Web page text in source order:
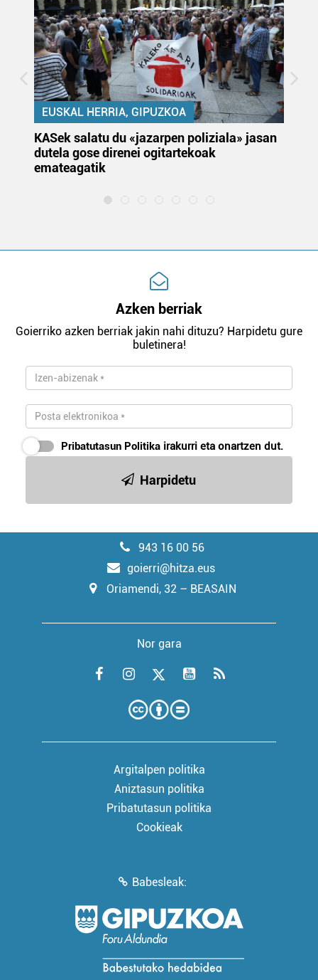
EUSKAL HERRIA, GIPUZKOA
KASek salatu du «jazarpen poliziala» jasan
dutela gose direnei ogitartekoak
emateagatik
Azken berriak
Goierriko azken berriak jakin nahi dituzu? Harpidetu gure
buletinera!
Pribatutasun Politika irakurri eta onartzen dut.
Harpidetu
943 16 00 56
goierri@hitza.eus
Oriamendi, 32 – BEASAIN
Nor gara
Argitalpen politika
Aniztasun politika
Pribatutasun politika
Cookieak
Babesleak: